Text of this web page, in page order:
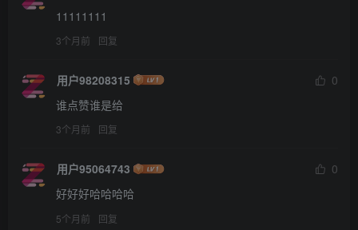
11111111
3个月前 回复
用户98208315
0
谁点赞谁是给
3个月前 回复
用户95064743
0
好好好哈哈哈哈
5个月前 回复